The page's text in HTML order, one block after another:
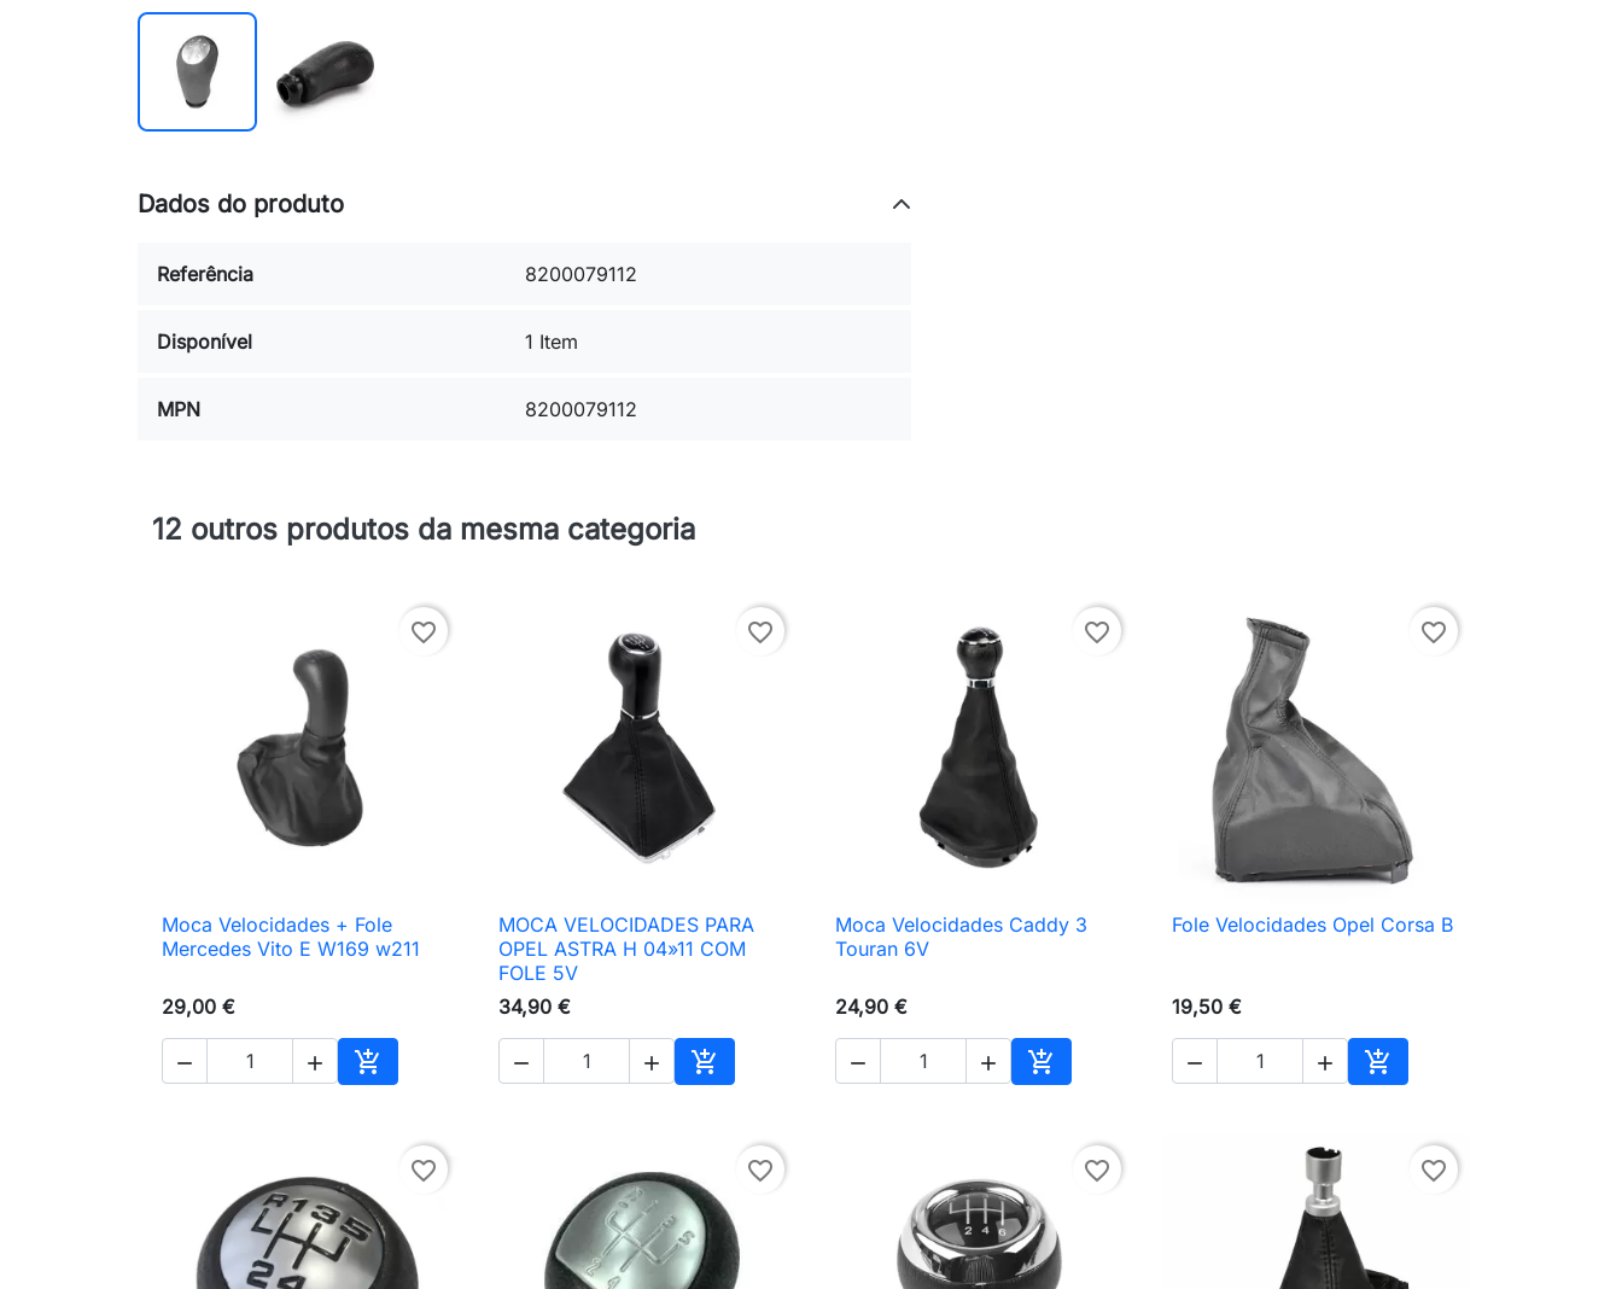
Dados do produto
Referência 8200079112
Disponível 1 Item
MPN 8200079112
12 outros produtos da mesma categoria
favorite_border
 Vista rápida
Moca Velocidades + Fole
Mercedes Vito E W169 w211
29,00 €
  
Adicionar ao carrinho
favorite_border
 Vista rápida
MOCA VELOCIDADES PARA
OPEL ASTRA H 04»11 COM
FOLE 5V
34,90 €
  
Adicionar ao carrinho
favorite_border
 Vista rápida
Moca Velocidades Caddy 3
Touran 6V
24,90 €
  
Adicionar ao carrinho
favorite_border
 Vista rápida
Fole Velocidades Opel Corsa B
19,50 €
  
Adicionar ao carrinho
favorite_border favorite_border favorite_border favorite_border